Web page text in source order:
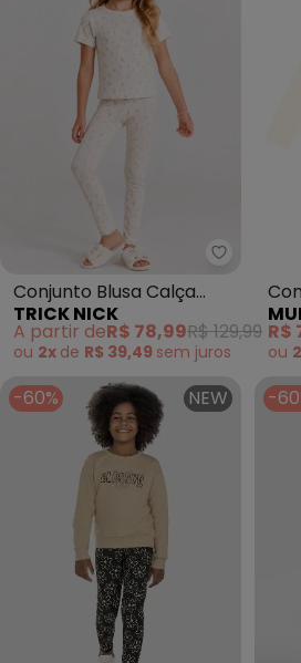
Trick
Conjunto Blusa Calça
Infantil Estampado
(Bege)
TRICK NICK
A partir deR$ 78,99R$ 129,99
ou 2x de R$ 39,49 sem juros
de
R$
ou
-60% NEW -